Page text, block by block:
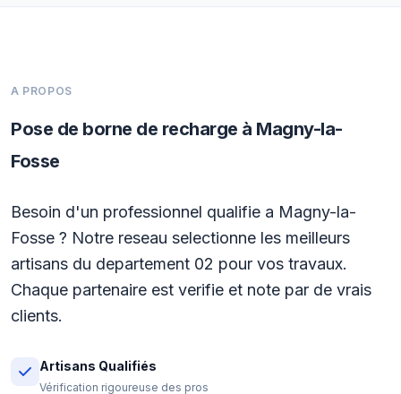
A PROPOS
Pose de borne de recharge à Magny-la-
Fosse
Besoin d'un professionnel qualifie a Magny-la-
Fosse ? Notre reseau selectionne les meilleurs
artisans du departement 02 pour vos travaux.
Chaque partenaire est verifie et note par de vrais
clients.
Artisans Qualifiés
Vérification rigoureuse des pros